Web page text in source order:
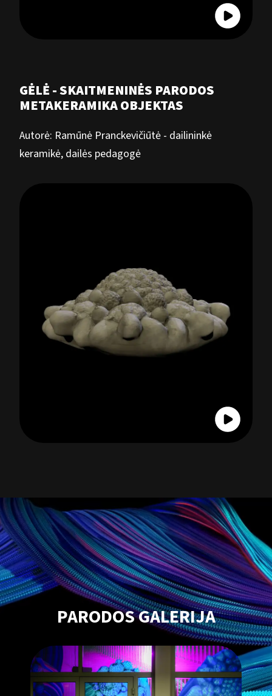
GĖLĖ - SKAITMENINĖS PARODOS
METAKERAMIKA OBJEKTAS
Autorė: Ramūnė Pranckevičiūtė - dailininkė
keramikė, dailės pedagogė
PARODOS GALERIJA